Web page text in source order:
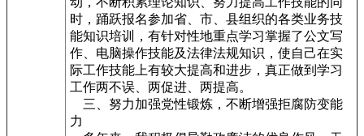
时，踊跃报名参加省、市、县组织的各类业务技
能知识培训，有针对性地重点学习掌握了公文写
作、电脑操作技能及法律法规知识，使自己在实
际工作技能上有较大提高和进步，真正做到学习
工作两不误、两促进、两提高。
三、努力加强党性锻炼，不断增强拒腐防变能
力